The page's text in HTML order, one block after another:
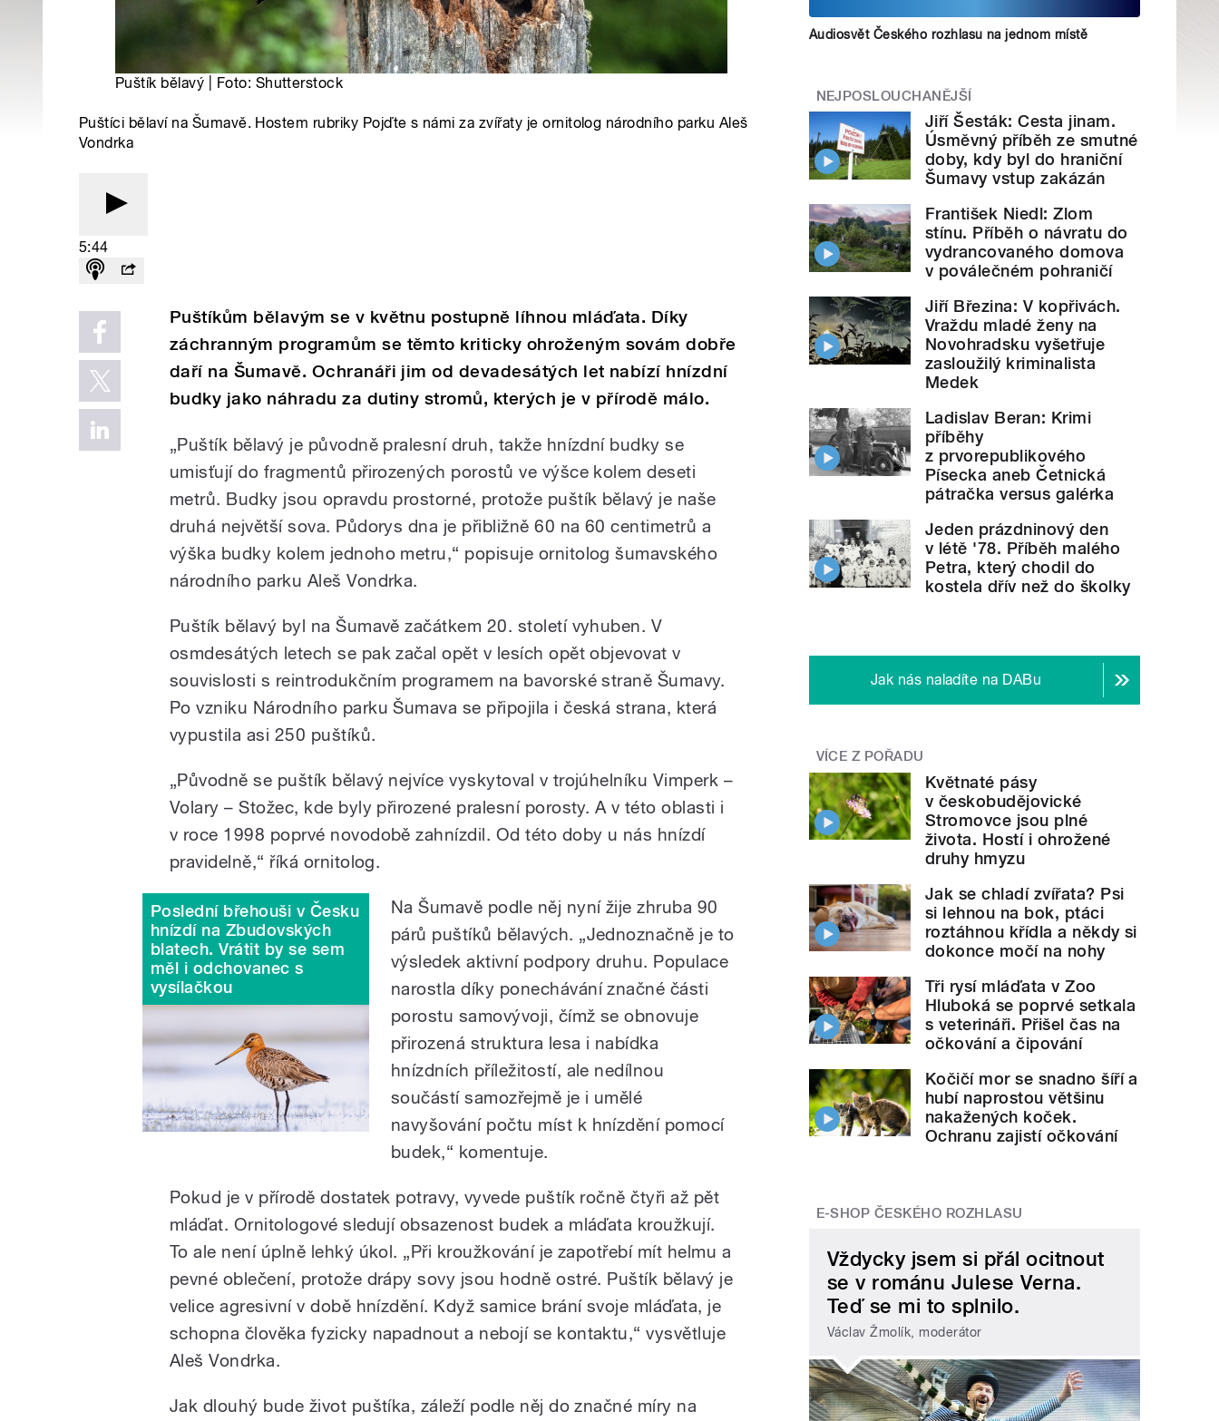
Puštík bělavý | Foto: Shutterstock
Puštíci bělaví na Šumavě. Hostem rubriky Pojďte s námi za zvířaty je ornitolog národního parku Aleš
Vondrka
5:44
Puštíkům bělavým se v květnu postupně líhnou mláďata. Díky
záchranným programům se těmto kriticky ohroženým sovám dobře
daří na Šumavě. Ochranáři jim od devadesátých let nabízí hnízdní
budky jako náhradu za dutiny stromů, kterých je v přírodě málo.
„Puštík bělavý je původně pralesní druh, takže hnízdní budky se
umisťují do fragmentů přirozených porostů ve výšce kolem deseti
metrů. Budky jsou opravdu prostorné, protože puštík bělavý je naše
druhá největší sova. Půdorys dna je přibližně 60 na 60 centimetrů a
výška budky kolem jednoho metru,“ popisuje ornitolog šumavského
národního parku Aleš Vondrka.
Puštík bělavý byl na Šumavě začátkem 20. století vyhuben. V
osmdesátých letech se pak začal opět v lesích opět objevovat v
souvislosti s reintrodukčním programem na bavorské straně Šumavy.
Po vzniku Národního parku Šumava se připojila i česká strana, která
vypustila asi 250 puštíků.
„Původně se puštík bělavý nejvíce vyskytoval v trojúhelníku Vimperk –
Volary – Stožec, kde byly přirozené pralesní porosty. A v této oblasti i
v roce 1998 poprvé novodobě zahnízdil. Od této doby u nás hnízdí
pravidelně,“ říká ornitolog.
Poslední břehouši v Česku
hnízdí na Zbudovských
blatech. Vrátit by se sem
měl i odchovanec s
vysílačkou
Na Šumavě podle něj nyní žije zhruba 90
párů puštíků bělavých. „Jednoznačně je to
výsledek aktivní podpory druhu. Populace
narostla díky ponechávání značné části
porostu samovývoji, čímž se obnovuje
přirozená struktura lesa i nabídka
hnízdních příležitostí, ale nedílnou
součástí samozřejmě je i umělé
navyšování počtu míst k hnízdění pomocí
budek,“ komentuje.
Pokud je v přírodě dostatek potravy, vyvede puštík ročně čtyři až pět
mláďat. Ornitologové sledují obsazenost budek a mláďata kroužkují.
To ale není úplně lehký úkol. „Při kroužkování je zapotřebí mít helmu a
pevné oblečení, protože drápy sovy jsou hodně ostré. Puštík bělavý je
velice agresivní v době hnízdění. Když samice brání svoje mláďata, je
schopna člověka fyzicky napadnout a nebojí se kontaktu,“ vysvětluje
Aleš Vondrka.
Jak dlouhý bude život puštíka, záleží podle něj do značné míry na
Audiosvět Českého rozhlasu na jednom místě
NEJPOSLOUCHANĚJŠÍ
Jiří Šesták: Cesta jinam.
Úsměvný příběh ze smutné
doby, kdy byl do hraniční
Šumavy vstup zakázán
František Niedl: Zlom
stínu. Příběh o návratu do
vydrancovaného domova
v poválečném pohraničí
Jiří Březina: V kopřivách.
Vraždu mladé ženy na
Novohradsku vyšetřuje
zasloužilý kriminalista
Medek
Ladislav Beran: Krimi
příběhy
z prvorepublikového
Písecka aneb Četnická
pátračka versus galérka
Jeden prázdninový den
v létě '78. Příběh malého
Petra, který chodil do
kostela dřív než do školky
Jak nás naladíte na DABu
VÍCE Z POŘADU
Květnaté pásy
v českobudějovické
Stromovce jsou plné
života. Hostí i ohrožené
druhy hmyzu
Jak se chladí zvířata? Psi
si lehnou na bok, ptáci
roztáhnou křídla a někdy si
dokonce močí na nohy
Tři rysí mláďata v Zoo
Hluboká se poprvé setkala
s veterináři. Přišel čas na
očkování a čipování
Kočičí mor se snadno šíří a
hubí naprostou většinu
nakažených koček.
Ochranu zajistí očkování
E-SHOP ČESKÉHO ROZHLASU
Vždycky jsem si přál ocitnout
se v románu Julese Verna.
Teď se mi to splnilo.
Václav Žmolík, moderátor